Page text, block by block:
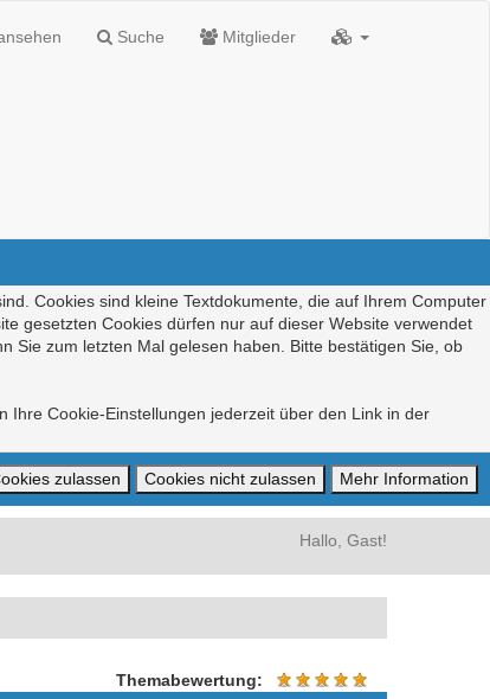
Suche Mitglieder
Cookies sind kleine Textdokumente, die auf Ihrem Computer
gesetzten Cookies dürfen nur auf dieser Website verwendet
Sie zum letzten Mal gelesen haben. Bitte bestätigen Sie, ob
Ihre Cookie-Einstellungen jederzeit über den Link in der
Hallo, Gast!
Themabewertung: